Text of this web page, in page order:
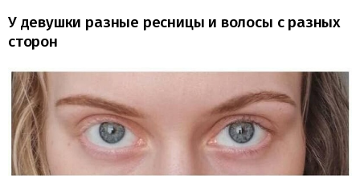
У девушки разные ресницы и волосы с разных
сторон